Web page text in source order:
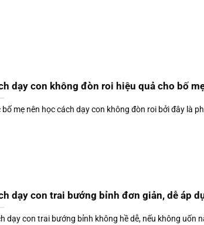
dạy con không đòn roi hiệu quả cho bố
bố mẹ nên học cách dạy con không đòn roi bởi đây là
dạy con trai bướng bỉnh đơn giản, dễ áp
dạy con trai bướng bỉnh không hề dễ, nếu không uốn